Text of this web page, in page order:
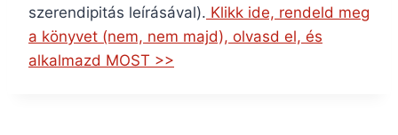
szerendipitás leírásával). Klikk ide, rendeld meg
a könyvet (nem, nem majd), olvasd el, és
alkalmazd MOST >>